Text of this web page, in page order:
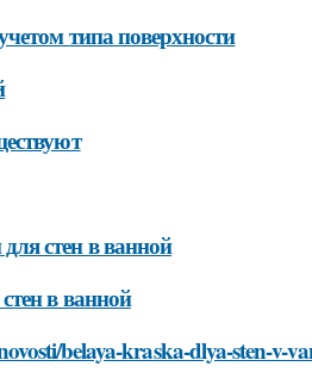
типа поверхности
стен в ванной
в ванной
belaya-kraska-dlya-sten-v-